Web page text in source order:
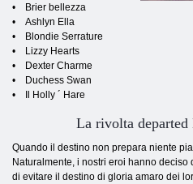
• Brier bellezza
• Ashlyn Ella
• Blondie Serrature
• Lizzy Hearts
• Dexter Charme
• Duchess Swan
• Il Holly ´ Hare
La rivolta
Quando il destino non prepara niente
Naturalmente, i nostri eroi hanno
di evitare il destino di gloria amaro dei